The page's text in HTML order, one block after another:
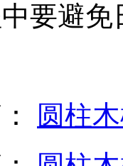
要避
圆柱